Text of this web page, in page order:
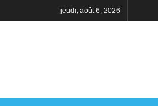
jeudi, août 6, 2026